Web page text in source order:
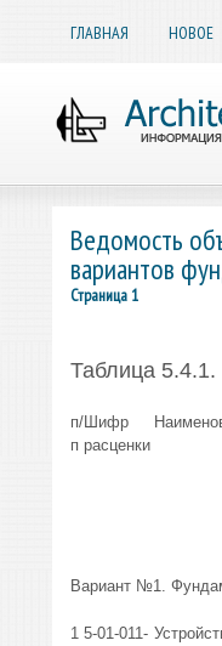
ГЛАВНАЯ НОВОЕ
Ведомость
вариантов
Страница 1
Таблица 5.4.1.
п/
п
Шифр
расценки
Вариант №1.
1 5-01-011-